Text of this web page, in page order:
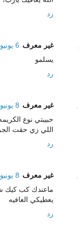
رد
غير معرف 6 يونيو 2012 في 8:16 م
يسلمو
رد
غير معرف 8 يونيو 2012 في 6:07 ص
حبيبتي نوع
اللي زي حقت
رد
غير معرف 8 يونيو 2012 في 6:08 ص
ماعندك كب كيك
يعطيكي العافيه
رد